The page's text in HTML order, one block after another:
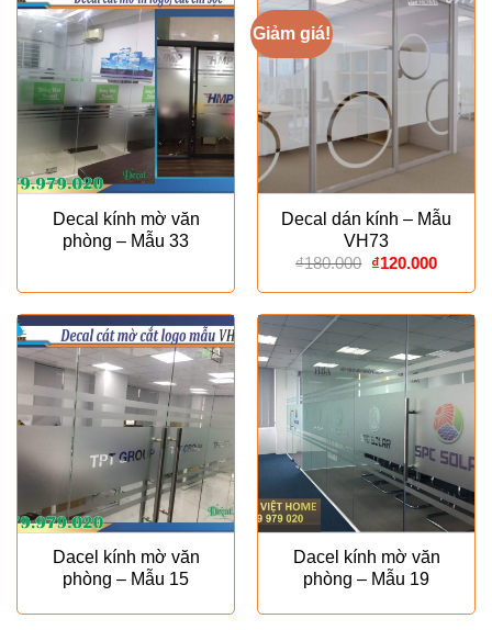
Decal kính mờ văn
phòng – Mẫu 33
Giảm giá!
Decal dán kính – Mẫu
VH73
₫180.000 Giá
là:
₫180.000.
₫120.000Giá
tại
là:
Dacel kính mờ văn
phòng – Mẫu 15
Dacel kính mờ văn
phòng – Mẫu 19